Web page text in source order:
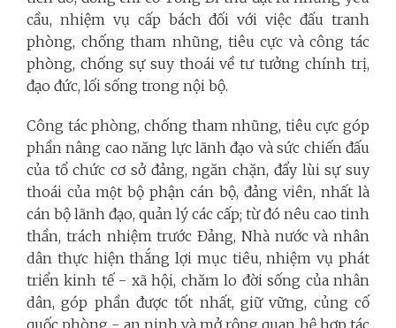
cầu, nhiệm vụ cấp bách đối với việc đấu tranh
phòng, chống tham nhũng, tiêu cực và công tác
phòng, chống sự suy thoái về tư tưởng chính trị,
đạo đức, lối sống trong nội bộ.
Công tác phòng, chống tham nhũng, tiêu cực góp
phần nâng cao năng lực lãnh đạo và sức chiến đấu
của tổ chức cơ sở đảng, ngăn chặn, đẩy lùi sự suy
thoái của một bộ phận cán bộ, đảng viên, nhất là
cán bộ lãnh đạo, quản lý các cấp; từ đó nêu cao tinh
thần, trách nhiệm trước Đảng, Nhà nước và nhân
dân thực hiện thắng lợi mục tiêu, nhiệm vụ phát
triển kinh tế - xã hội, chăm lo đời sống của nhân
dân, góp phần được tốt nhất, giữ vững, củng cố
quốc phòng - an ninh và mở rộng quan hệ hợp tác